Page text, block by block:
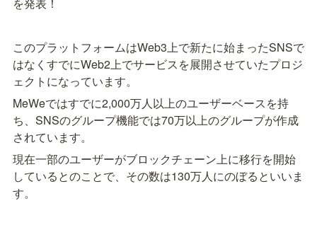
このプラットフォームはWeb3上で新たに始まったSNSで
はなくすでにWeb2上でサービスを展開させていたプロジ
ェクトになっています。
MeWeではすでに2,000万人以上のユーザーベースを持
ち、SNSのグループ機能では70万以上のグループが作成
されています。
現在一部のユーザーがブロックチェーン上に移行を開始
しているとのことで、その数は130万人にのぼるといいま
す。